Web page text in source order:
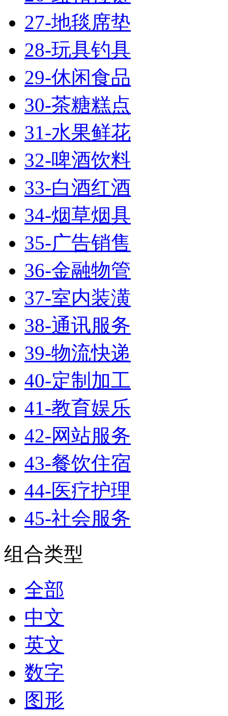
27-地毯席垫
28-玩具钓具
29-休闲食品
30-茶糖糕点
31-水果鲜花
32-啤酒饮料
33-白酒红酒
34-烟草烟具
35-广告销售
36-金融物管
37-室内装潢
38-通讯服务
39-物流快递
40-定制加工
41-教育娱乐
42-网站服务
43-餐饮住宿
44-医疗护理
45-社会服务
组合类型
全部
中文
英文
数字
图形